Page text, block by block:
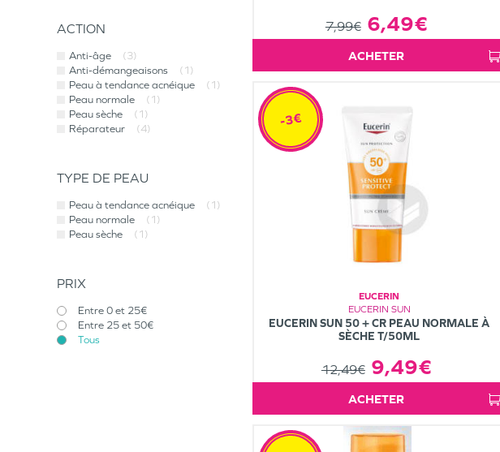
ACTION
Anti-âge
(3)
Anti-démangeaisons
(1)
Peau à tendance acnéique
(1)
Peau normale
(1)
Peau sèche
(1)
Réparateur
(4)
TYPE DE PEAU
Peau à tendance acnéique
(1)
Peau normale
(1)
Peau sèche
(1)
PRIX
Entre 0 et 25€
Entre 25 et 50€
Tous
7,99€ 6,49€
ACHETER
EUCERIN
EUCERIN SUN
EUCERIN SUN 50 + CR PEAU NORMALE À
SÈCHE T/50ML
12,49€ 9,49€
-3€
ACHETER